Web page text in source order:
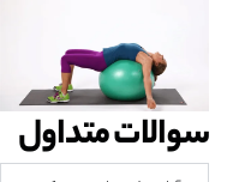
سوالات متداول